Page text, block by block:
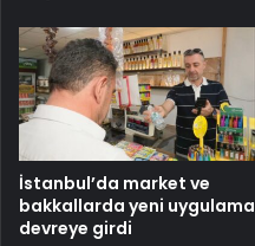
İstanbul’da market ve
bakkallarda yeni uygulama
devreye girdi